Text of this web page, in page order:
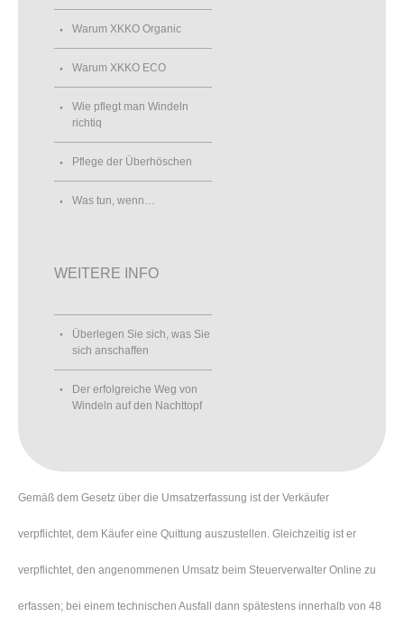
Warum XKKO Organic
Warum XKKO ECO
Wie pflegt man Windeln
richtiq
Pflege der Überhöschen
Was tun, wenn…
WEITERE INFO
Überlegen Sie sich, was Sie
sich anschaffen
Der erfolgreiche Weg von
Windeln auf den Nachttopf
Gemäß dem Gesetz über die Umsatzerfassung ist der Verkäufer
verpflichtet, dem Käufer eine Quittung auszustellen. Gleichzeitig ist er
verpflichtet, den angenommenen Umsatz beim Steuerverwalter Online zu
erfassen; bei einem technischen Ausfall dann spätestens innerhalb von 48